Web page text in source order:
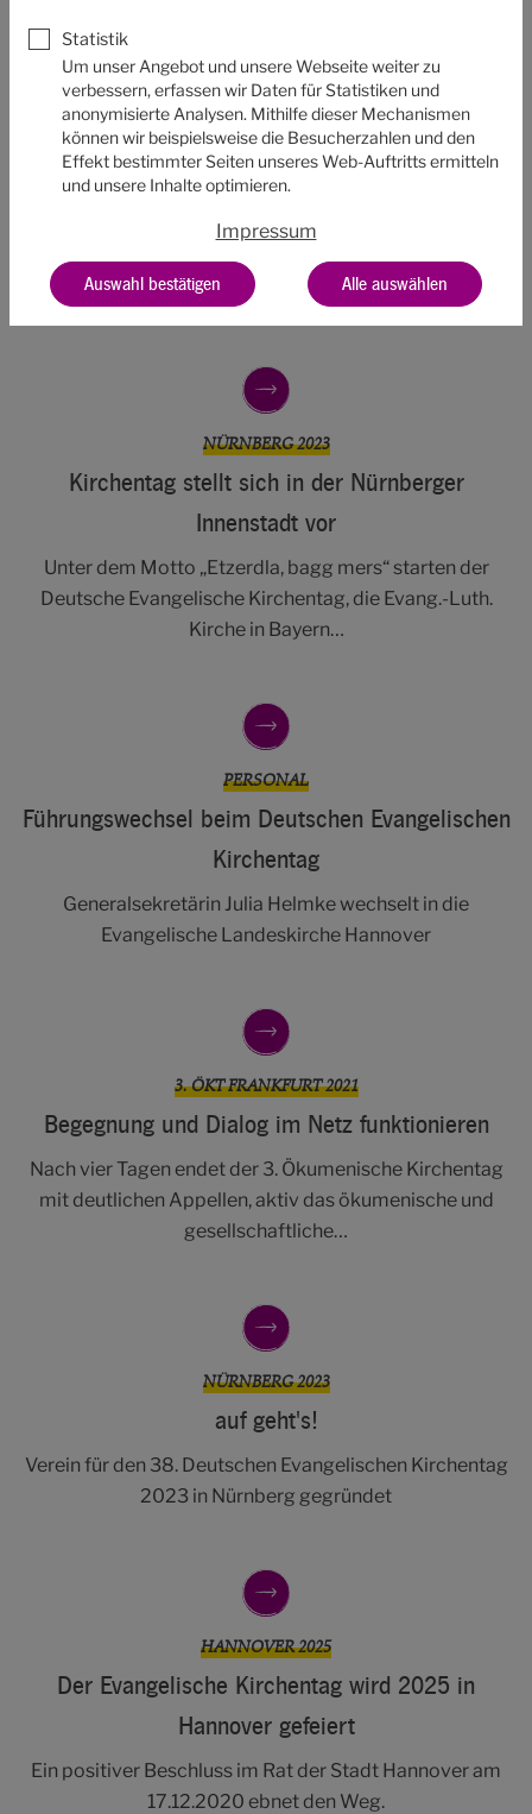
NÜRNBERG 2023
Bagg mers – Los ging´s auf Fränkisch
Mit einer Kickoff-Veranstaltung in Nürnberg startete am
18. September der Weg zum 38. Deutschen
Evangelischen Kirchentag…
NÜRNBERG 2023
Kirchentag stellt sich in der Nürnberger
Innenstadt vor
Unter dem Motto „Etzerdla, bagg mers“ starten der
Deutsche Evangelische Kirchentag, die Evang.-Luth.
Kirche in Bayern…
PERSONAL
Führungswechsel beim Deutschen Evangelischen
Kirchentag
Generalsekretärin Julia Helmke wechselt in die
Evangelische Landeskirche Hannover
3. ÖKT FRANKFURT 2021
Be­gegnung und Dialog im Netz funk­tionieren
Nach vier Tagen endet der 3. Ökumenische Kirchentag
mit deutlichen Appellen, aktiv das ökumenische und
gesellschaftliche…
NÜRNBERG 2023
auf geht's!
Verein für den 38. Deutschen Evangelischen Kirchentag
2023 in Nürnberg gegründet
HANNOVER 2025
Der Evangelische Kirchentag wird 2025 in
Hannover gefeiert
Ein positiver Beschluss im Rat der Stadt Hannover am
17.12.2020 ebnet den Weg.
Statistik
Um unser Angebot und unsere Webseite weiter zu
verbessern, erfassen wir Daten für Statistiken und
anonymisierte Analysen. Mithilfe dieser Mechanismen
können wir beispielsweise die Besucherzahlen und den
Effekt bestimmter Seiten unseres Web-Auftritts ermitteln
und unsere Inhalte optimieren.
Impressum
Auswahl bestätigen Alle auswählen